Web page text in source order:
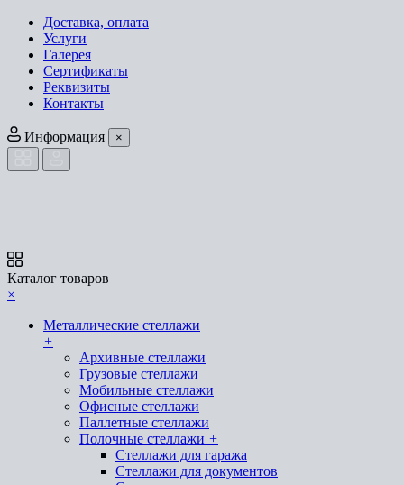
Доставка, оплата
Услуги
Галерея
Сертификаты
Реквизиты
Контакты
Информация ×
Каталог товаров
×
Металлические стеллажи
+
Архивные стеллажи
Грузовые стеллажи
Мобильные стеллажи
Офисные стеллажи
Паллетные стеллажи
Полочные стеллажи +
Стеллажи для гаража
Стеллажи для документов